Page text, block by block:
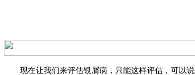
现在让我们来评估银屑病，只能这样评估，可以说